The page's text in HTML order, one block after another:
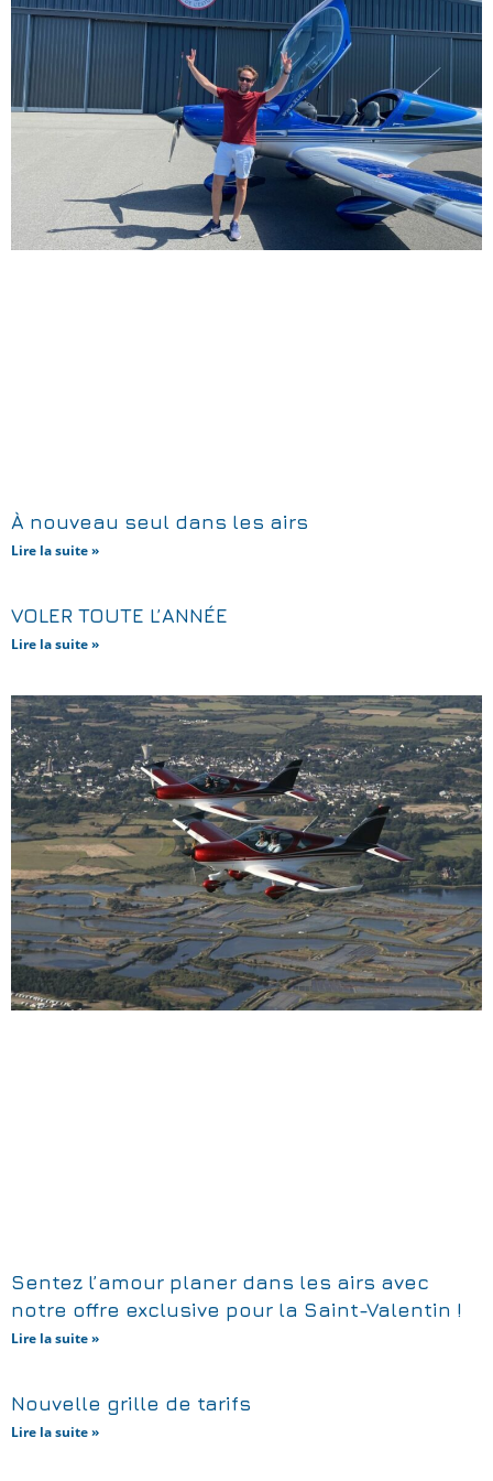
À nouveau seul dans les airs
Lire la suite »
VOLER TOUTE L’ANNÉE
Lire la suite »
Sentez l’amour planer dans les airs avec
notre offre exclusive pour la Saint-Valentin !
Lire la suite »
Nouvelle grille de tarifs
Lire la suite »